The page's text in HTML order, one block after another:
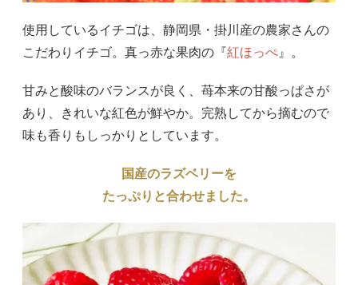
使用しているイチゴは、静岡県・掛川産の農家さんの
こだわりイチゴ。真っ赤な果肉の『紅ほっぺ 』。
甘みと酸味のバランスが良く、苺本来の甘酸っぱさが
あり、きれいな紅色が鮮やか。完熟してから摘むので
味も香りもしっかりとしています。
国産のラズベリーを
たっぷりと合わせました。